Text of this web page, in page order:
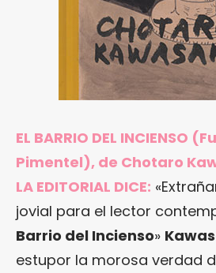
EL BARRIO DEL INCIENSO
Pimentel), de Chotaro
LA EDITORIAL DICE:
jovial para el lector
Barrio del Incienso»
estupor la morosa verdad